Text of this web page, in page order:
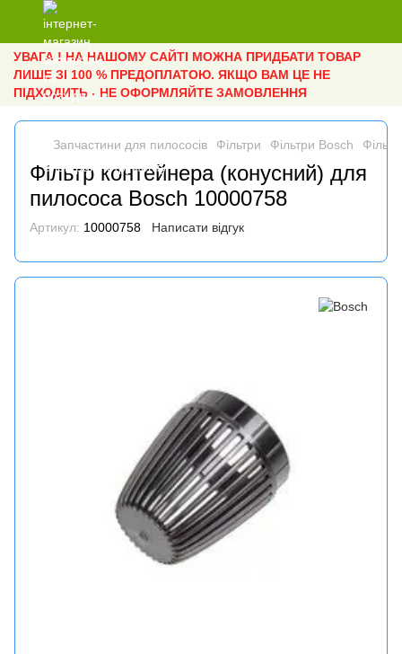
УВАГА ! НА НАШОМУ САЙТІ МОЖНА ПРИДБАТИ ТОВАР
ЛИШЕ ЗІ 100 % ПРЕДОПЛАТОЮ. ЯКЩО ВАМ ЦЕ НЕ
ПІДХОДИТЬ - НЕ ОФОРМЛЯЙТЕ ЗАМОВЛЕННЯ
Запчастини для пилососів Фільтри Фільтри Bosch
Фільтр контейнера (конусний) для
пилососа Bosch 10000758
Артикул: 10000758 Написати відгук